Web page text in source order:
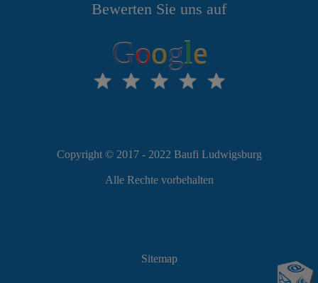
Bewerten Sie uns auf
Google
Copyright © 2017 - 2022 Baufi Ludwigsburg
Alle Rechte vorbehalten
Sitemap